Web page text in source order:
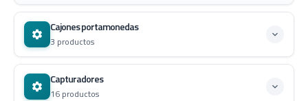
Cajones portamonedas
3 productos
Capturadores
16 productos